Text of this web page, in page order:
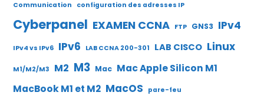
Communication
configuration des adresses IP
Cyberpanel EXAMEN CCNA FTP GNS3 IPv4
IPv4 vs IPv6 IPv6 LAB CCNA 200-301 LAB CISCO Linux
M1/M2/M3 M2 M3 Mac Mac Apple Silicon M1
MacBook M1 et M2 MacOS pare-feu